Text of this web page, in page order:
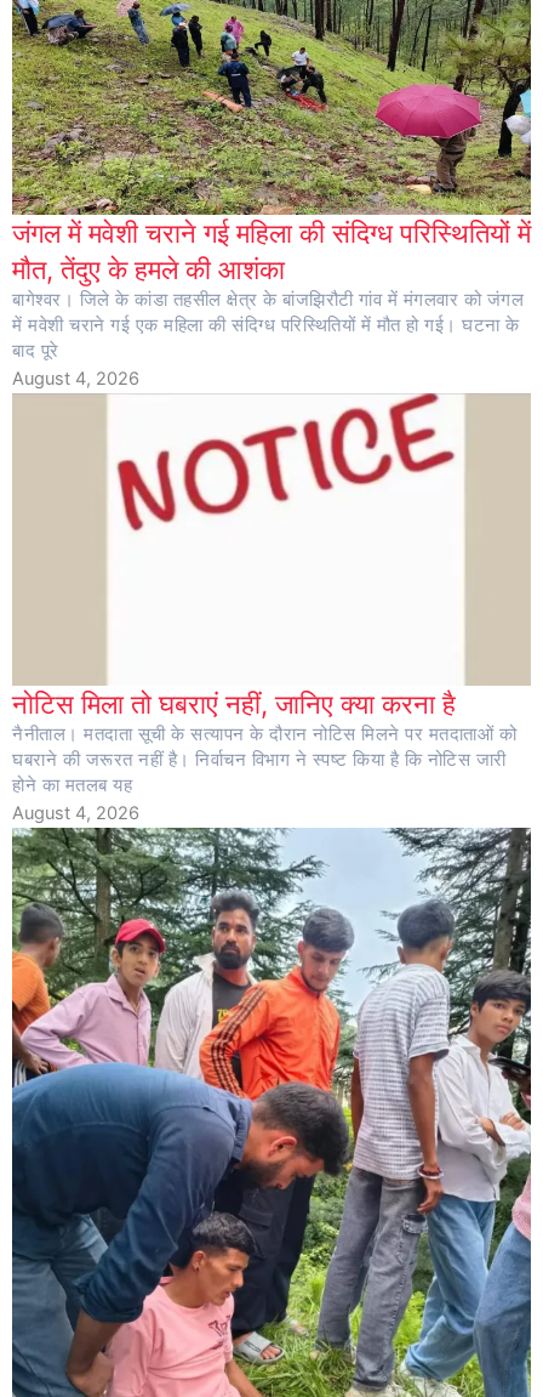
जंगल में मवेशी चराने गई महिला की संदिग्ध परिस्थितियों में
मौत, तेंदुए के हमले की आशंका
बागेश्वर। जिले के कांडा तहसील क्षेत्र के बांजझिरौटी गांव में मंगलवार को जंगल
में मवेशी चराने गई एक महिला की संदिग्ध परिस्थितियों में मौत हो गई। घटना के
बाद पूरे
August 4, 2026
नोटिस मिला तो घबराएं नहीं, जानिए क्या करना है
नैनीताल। मतदाता सूची के सत्यापन के दौरान नोटिस मिलने पर मतदाताओं को
घबराने की जरूरत नहीं है। निर्वाचन विभाग ने स्पष्ट किया है कि नोटिस जारी
होने का मतलब यह
August 4, 2026